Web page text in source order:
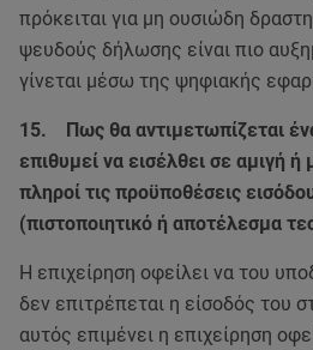
πρόκειται για μη ουσιώδη
ψευδούς δήλωσης είναι πιο
γίνεται μέσω της ψηφιακής
15. Πως θα αντιμετωπίζεται
επιθυμεί να εισέλθει σε αμιγή
πληροί τις προϋποθέσεις
(πιστοποιητικό ή αποτέλεσμα
Η επιχείρηση οφείλει να του
δεν επιτρέπεται η είσοδός του
αυτός επιμένει η επιχείρηση